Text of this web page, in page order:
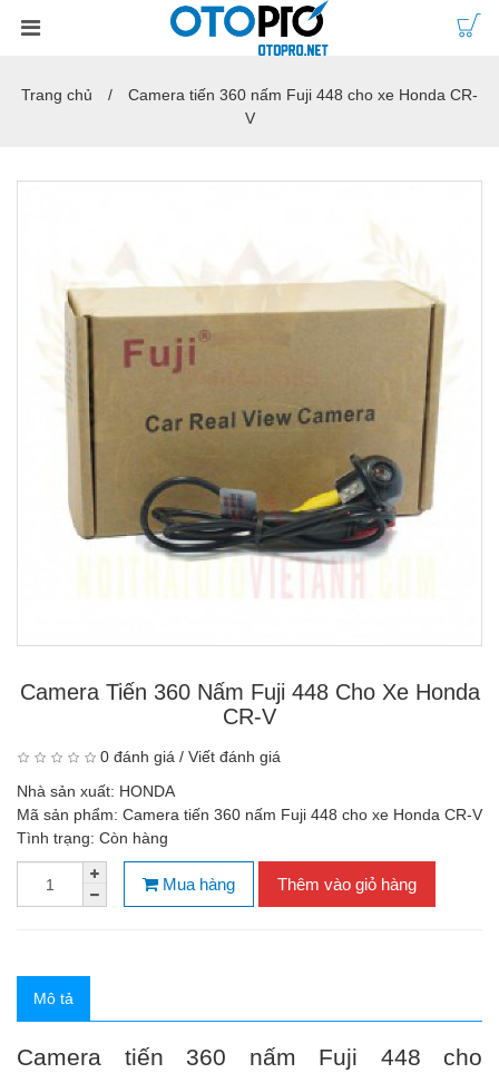
Trang chủ
Camera tiến 360 nấm Fuji 448 cho xe Honda CR-
V
Camera Tiến 360 Nấm Fuji 448 Cho Xe Honda
CR-V
0 đánh giá / Viết đánh giá
Nhà sản xuất: HONDA
Mã sản phẩm: Camera tiến 360 nấm Fuji 448 cho xe Honda CR-V
Tình trạng: Còn hàng
Mua hàng Thêm vào giỏ hàng
Mô tả
Camera tiến 360 nấm Fuji 448 cho